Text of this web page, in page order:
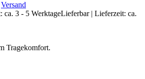
Versand
Lieferbar | Lieferzeit: ca.
Tragekomfort.